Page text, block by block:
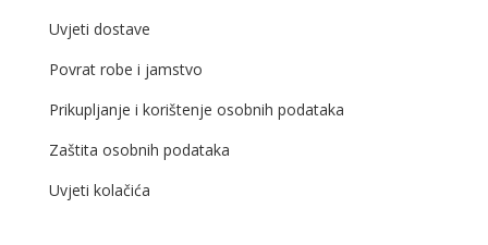
Uvjeti dostave
Povrat robe i jamstvo
Prikupljanje i korištenje osobnih podataka
Zaštita osobnih podataka
Uvjeti kolačića